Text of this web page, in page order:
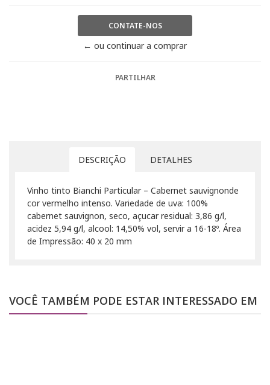
CONTATE-NOS
← ou continuar a comprar
PARTILHAR
DESCRIÇÃO DETALHES
Vinho tinto Bianchi Particular – Cabernet sauvignonde
cor vermelho intenso. Variedade de uva: 100%
cabernet sauvignon, seco, açucar residual: 3,86 g/l,
acidez 5,94 g/l, alcool: 14,50% vol, servir a 16-18º. Área
de Impressão: 40 x 20 mm
VOCÊ TAMBÉM PODE ESTAR INTERESSADO EM